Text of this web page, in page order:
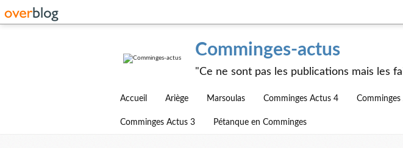
Comminges-actus
"Ce ne sont pas les publications mais les
Accueil Ariège Marsoulas Comminges Actus 4
Comminges Actus 3 Pétanque en Comminges